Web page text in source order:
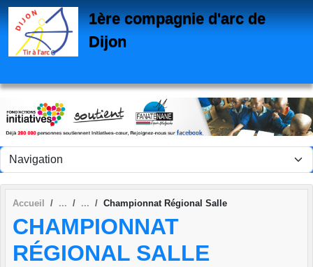
1ère compagnie d'arc de
Dijon
Accueil Championnat Régional Salle
CHAMPIONNAT
RÉGIONAL SALLE
Panneau de gestion des cookies